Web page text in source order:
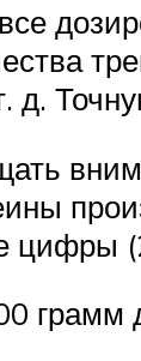
д.
цифры
грамм